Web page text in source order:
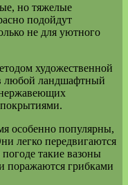
но тяжелые
подойдут
не для уютного
художественной
любой ландшафтный
особенно популярны,
легко передвигаются
такие вазоны
поражаются грибками